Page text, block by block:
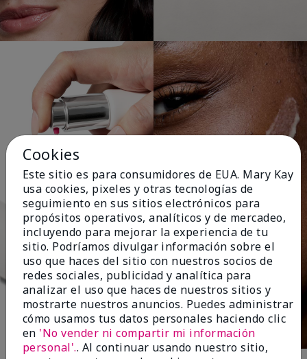
Cookies
Este sitio es para consumidores de EUA. Mary Kay
usa cookies, pixeles y otras tecnologías de
seguimiento en sus sitios electrónicos para
propósitos operativos, analíticos y de mercadeo,
incluyendo para mejorar la experiencia de tu
sitio. Podríamos divulgar información sobre el
uso que haces del sitio con nuestros socios de
redes sociales, publicidad y analítica para
analizar el uso que haces de nuestros sitios y
mostrarte nuestros anuncios. Puedes administrar
cómo usamos tus datos personales haciendo clic
en 'No vender ni compartir mi información
personal'.. Al continuar usando nuestro sitio,